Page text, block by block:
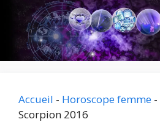
contenu
Accueil - Horoscope femme -
Scorpion 2016